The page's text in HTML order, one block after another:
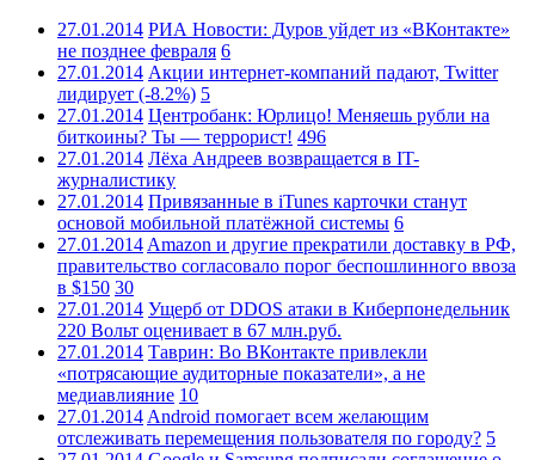
27.01.2014 РИА Новости: Дуров уйдет из «ВКонтакте»
не позднее февраля 6
27.01.2014 Акции интернет-компаний падают, Twitter
лидирует (-8.2%) 5
27.01.2014 Центробанк: Юрлицо! Меняешь рубли на
биткоины? Ты — террорист! 496
27.01.2014 Лёха Андреев возвращается в IT-
журналистику
27.01.2014 Привязанные в iTunes карточки станут
основой мобильной платёжной системы 6
27.01.2014 Amazon и другие прекратили доставку в РФ,
правительство согласовало порог беспошлинного ввоза
в $150 30
27.01.2014 Ущерб от DDOS атаки в Киберпонедельник
220 Вольт оценивает в 67 млн.руб.
27.01.2014 Таврин: Во ВКонтакте привлекли
«потрясающие аудиторные показатели», а не
медиавлияние 10
27.01.2014 Android помогает всем желающим
отслеживать перемещения пользователя по городу? 5